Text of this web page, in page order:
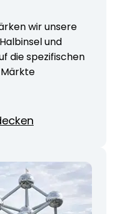
wir unsere
und
die spezifischen